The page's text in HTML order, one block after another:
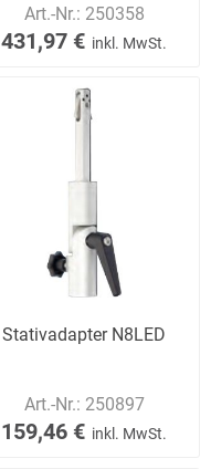
Art.-Nr.: 250358
431,97 € inkl. MwSt.
Stativadapter N8LED
Art.-Nr.: 250897
159,46 € inkl. MwSt.